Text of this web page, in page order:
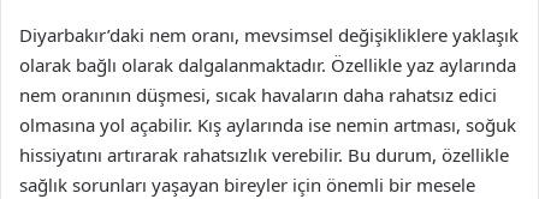
Diyarbakır’daki nem oranı, mevsimsel değişikliklere yaklaşık
olarak bağlı olarak dalgalanmaktadır. Özellikle yaz aylarında
nem oranının düşmesi, sıcak havaların daha rahatsız edici
olmasına yol açabilir. Kış aylarında ise nemin artması, soğuk
hissiyatını artırarak rahatsızlık verebilir. Bu durum, özellikle
sağlık sorunları yaşayan bireyler için önemli bir mesele